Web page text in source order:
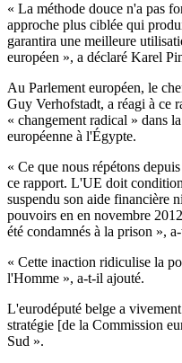
« La méthode douce n'a pas
approche plus ciblée qui
garantira une meilleure
européen », a déclaré Karel
Au Parlement européen, le
Guy Verhofstadt, a réagi à ce
« changement radical » dans
européenne à l'Égypte.
« Ce que nous répétons
ce rapport. L'UE doit
suspendu son aide financière
pouvoirs en en novembre
été condamnés à la prison »,
« Cette inaction ridiculise la
l'Homme », a-t-il ajouté.
L'eurodéputé belge a
stratégie [de la Commission
Sud ».